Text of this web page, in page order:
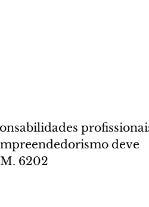
deve
6202